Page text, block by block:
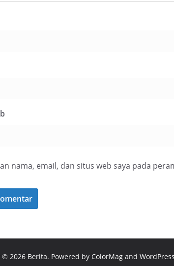
nama, email, dan situs web saya pada
© 2026 Berita. Powered by ColorMag and WordPress